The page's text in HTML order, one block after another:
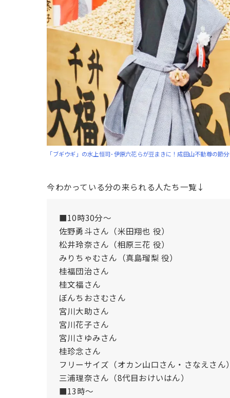
「ブギウギ」の水上恒司･伊原六花らが豆まきに！成田山不動尊の節
今わかっている分の来られる人たち一覧↓
■10時30分〜
佐野勇斗さん（米田翔也 役）
松井玲奈さん（相原三花 役）
みりちゃむさん（真島瑠梨 役）
桂福団治さん
桂文福さん
ぼんちおさむさん
宮川大助さん
宮川花子さん
宮川さゆみさん
桂珍念さん
フリーサイズ（オカン山口さん・さなえさん
三浦理奈さん（8代目おけいはん）
■13時〜